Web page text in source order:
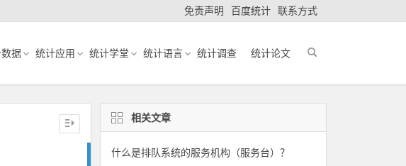
免责声明 百度统计 联系方式
据 统计应用 统计学堂 统计语言 统计调查 统计论文
相关文章
什么是排队系统的服务机构（服务台）？